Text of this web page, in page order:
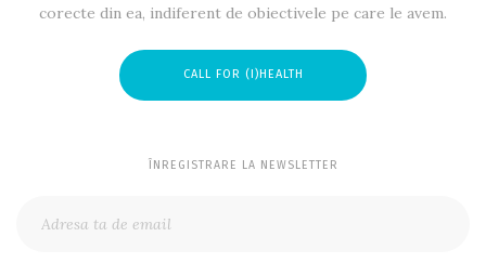
corecte din ea, indiferent de obiectivele pe care le avem.
CALL FOR (I)HEALTH
ÎNREGISTRARE LA NEWSLETTER